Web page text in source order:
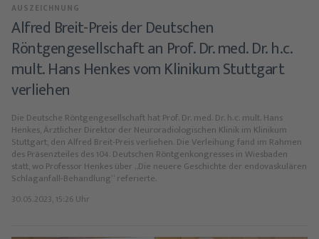
AUSZEICHNUNG
Alfred Breit-Preis der Deutschen
Röntgengesellschaft an Prof. Dr. med. Dr. h.c.
mult. Hans Henkes vom Klinikum Stuttgart
verliehen
Die Deutsche Röntgengesellschaft hat Prof. Dr. med. Dr. h.c. mult. Hans
Henkes, Ärztlicher Direktor der Neuroradiologischen Klinik im Klinikum
Stuttgart, den Alfred Breit-Preis verliehen. Die Verleihung fand im Rahmen
des Präsenzteiles des 104. Deutschen Röntgenkongresses in Wiesbaden
statt, wo Professor Henkes über „Die neuere Geschichte der endovaskulären
Schlaganfall-Behandlung“ referierte.
30.05.2023, 15:26 Uhr